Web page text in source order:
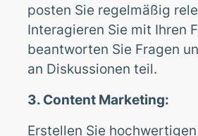
posten Sie regelmäßig
Interagieren Sie mit Ihren
beantworten Sie Fragen
an Diskussionen teil.
3. Content Marketing:
Erstellen Sie